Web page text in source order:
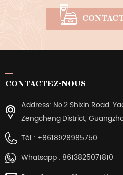
CONTACTEZ-NOUS
Address: No.2 Shixin Road,
Zengcheng District,
Tél : +8618928985750
Whatsapp : 8613825071810